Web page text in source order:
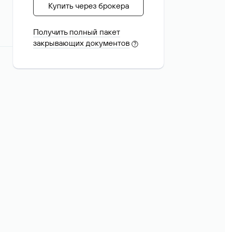
Купить через брокера
Получить полный пакет
закрывающих документов ?